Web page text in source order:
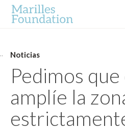
Noticias
Pedimos
amplíe la